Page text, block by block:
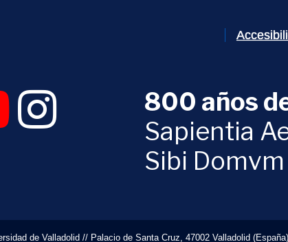
en una nueva ventana)
abrirá en una nueva ventana)
UVa (se abrirá en una nueva ventana)
YouTube Digital UVa (se abrirá en una nueva ventana)
Instagram Digital UVa (se abrirá en una nueva
800 años
Sapientia
Sibi Domvm
de Valladolid // Palacio de Santa Cruz, 47002 Valladolid (España)